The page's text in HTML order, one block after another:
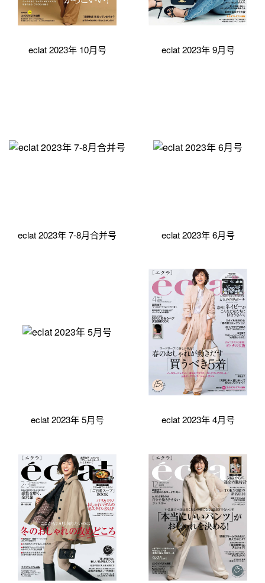
eclat 2023年 10月号 eclat 2023年 9月号
eclat 2023年 7-8月合并号 eclat 2023年 6月号
eclat 2023年 5月号 eclat 2023年 4月号